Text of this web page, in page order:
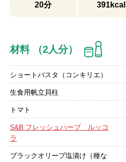
20分 391kcal
材料 （2人分）
ショートパスタ（コンキリエ）
生食用帆立貝柱
トマト
S&B フレッシュハーブ ルッコ
ラ
ブラックオリーブ塩漬け（種な